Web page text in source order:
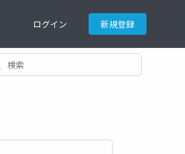
ログイン 新規登録